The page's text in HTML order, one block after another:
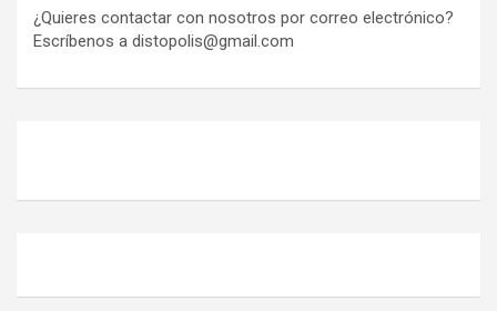
¿Quieres contactar con nosotros por correo electrónico?
Escríbenos a distopolis@gmail.com